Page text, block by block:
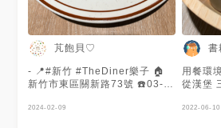
芃飽貝♡
- 📍#新竹 #TheDiner樂子 🏠
新竹市東區關新路73號 ☎️03-
14:30/17:00-20:00 ⏰週五
2024-02-09
書
用餐環
從漢堡
2022-06-10